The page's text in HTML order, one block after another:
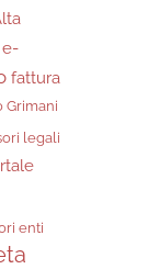
e-
fattura
Grimani
legali
enti